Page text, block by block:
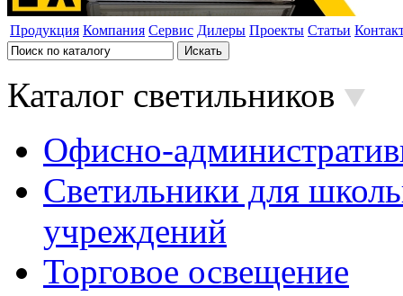
Продукция Компания Сервис Дилеры Проекты Статьи
Каталог светильников
Офисно-
Светильники для
учреждений
Торговое освещение